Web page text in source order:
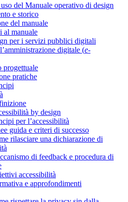
del Manuale operativo di design
e storico
del manuale
al manuale
per i servizi pubblici digitali
digitale (e-
progettuale
pratiche
by design
per l’accessibilità
guida e criteri di successo
rilasciare una dichiarazione di
di feedback e procedura di
accessibilità
e approfondimenti